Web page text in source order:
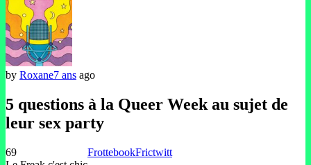
by Roxane7 ans ago
5 questions à la Queer Week au sujet de
leur sex party
69
FrottebookFrictwitt